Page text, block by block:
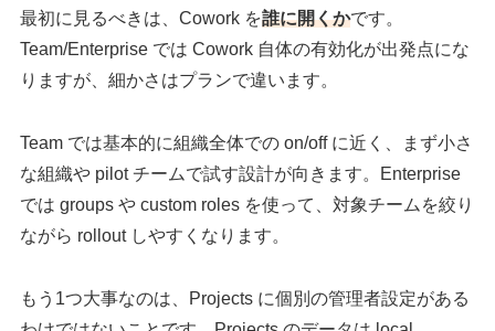
最初に見るべきは、Cowork を誰に開くかです。
Team/Enterprise では Cowork 自体の有効化が出発点にな
りますが、細かさはプランで違います。
Team では基本的に組織全体での on/off に近く、まず小さ
な組織や pilot チームで試す設計が向きます。Enterprise
では groups や custom roles を使って、対象チームを絞り
ながら rollout しやすくなります。
もう1つ大事なのは、Projects に個別の管理者設定がある